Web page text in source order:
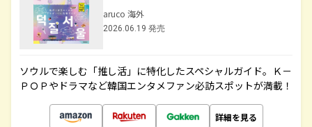
aruco 海外
2026.06.19 発売
ソウルで楽しむ「推し活」に特化したスペシャルガイド。Ｋ－
ＰＯＰやドラマなど韓国エンタメファン必訪スポットが満載！
詳細を見る